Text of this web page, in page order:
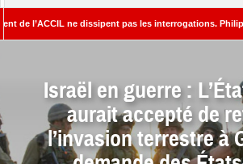
ne dissipent pas les interrogations. Philippe
Israël en guerre :
aurait accepté de
l’invasion terrestre à